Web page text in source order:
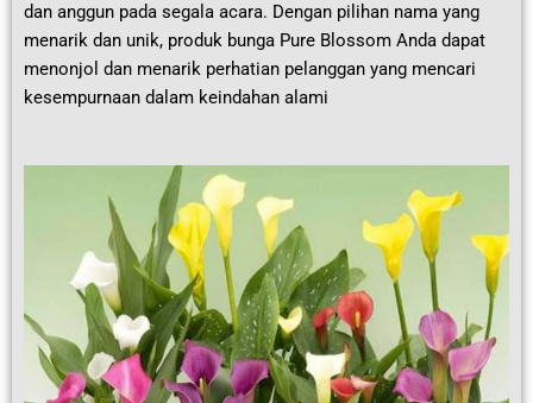
dan anggun pada segala acara. Dengan pilihan nama yang
menarik dan unik, produk bunga Pure Blossom Anda dapat
menonjol dan menarik perhatian pelanggan yang mencari
kesempurnaan dalam keindahan alami